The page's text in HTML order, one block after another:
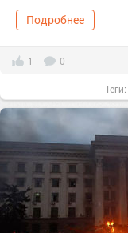
Подробнее
1 0
Теги: